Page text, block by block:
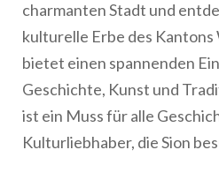
charmanten Stadt und
kulturelle Erbe des Kantons
bietet einen spannenden
Geschichte, Kunst und
ist ein Muss für alle
Kulturliebhaber, die Sion